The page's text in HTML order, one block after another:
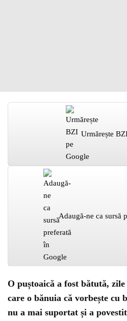
Urmărește
Adaugă-ne ca sursă
O puștoaică a fost bătută,
care o bănuia că vorbește cu
nu a mai suportat și a